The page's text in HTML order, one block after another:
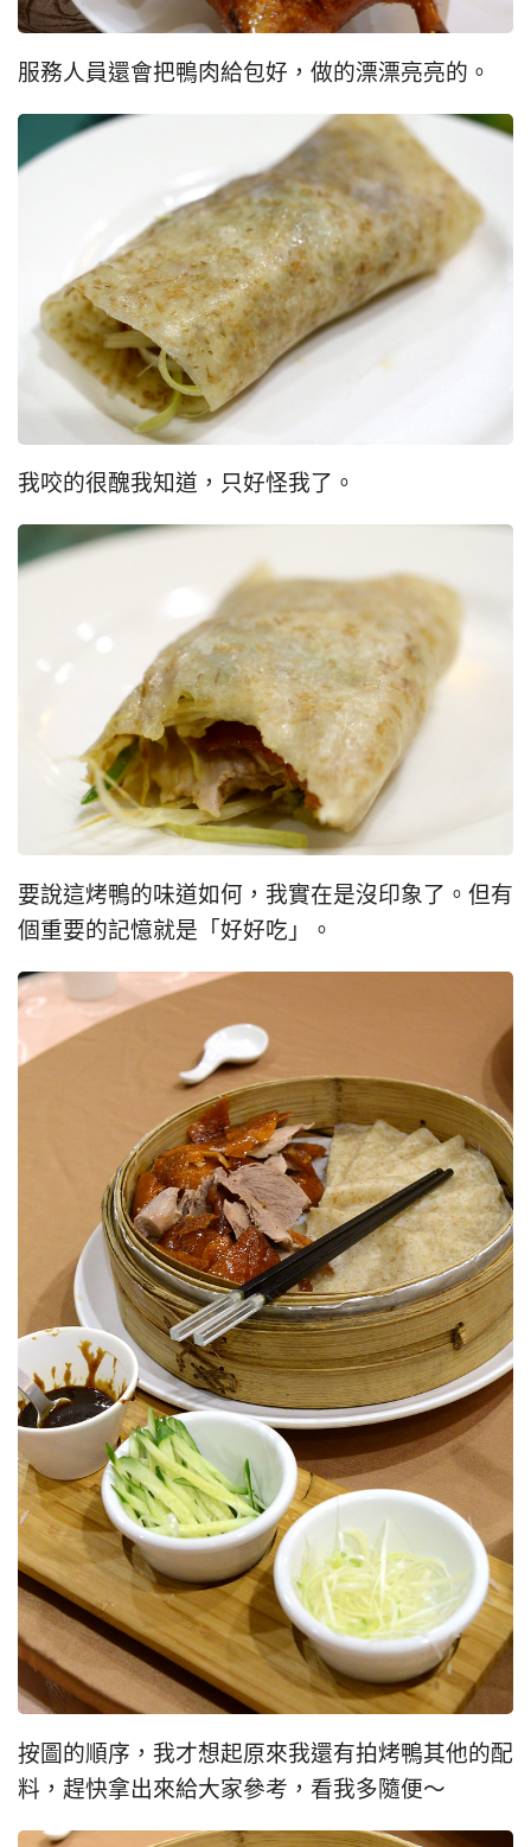
服務人員還會把鴨肉給包好，做的漂漂亮亮的。
我咬的很醜我知道，只好怪我了。
要說這烤鴨的味道如何，我實在是沒印象了。但有
個重要的記憶就是「好好吃」。
按圖的順序，我才想起原來我還有拍烤鴨其他的配
料，趕快拿出來給大家參考，看我多隨便～